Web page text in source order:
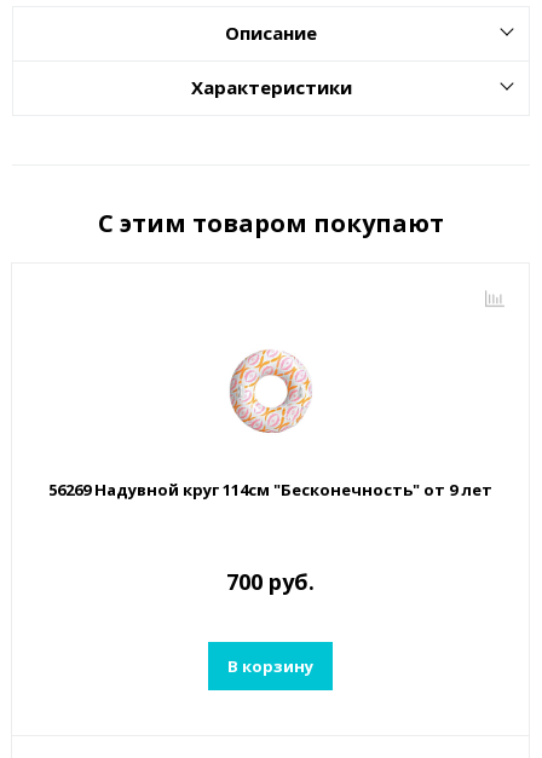
Описание
Характеристики
С этим товаром покупают
56269 Надувной круг 114см "Бесконечность" от 9 лет
700 руб.
В корзину